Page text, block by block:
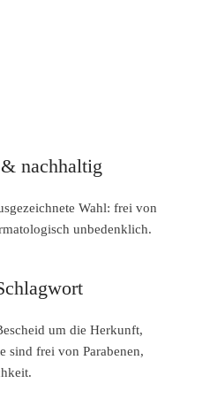
nachhaltig
Wahl: frei von
unbedenklich.
um die Herkunft,
sind frei von Parabenen,